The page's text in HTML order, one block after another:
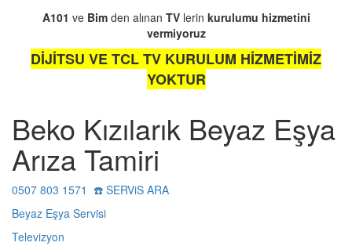
A101 ve Bimden alınan TVlerin kurulumu hizmetini
vermiyoruz
DİJİTSU VE TCL TV KURULUM HİZMETİMİZ
YOKTUR
Beko Kızılarık Beyaz Eşya
Arıza Tamiri
0507 803 1571 ☎️ SERViS ARA
Beyaz Eşya Servisi
Televizyon